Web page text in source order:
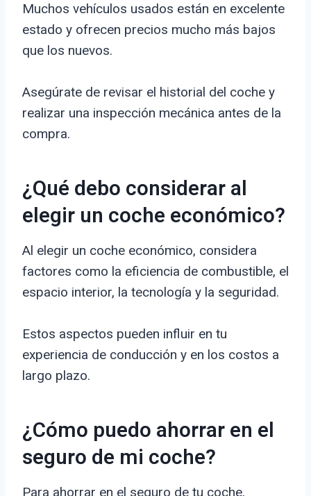
Muchos vehículos usados están en excelente
estado y ofrecen precios mucho más bajos
que los nuevos.
Asegúrate de revisar el historial del coche y
realizar una inspección mecánica antes de la
compra.
¿Qué debo considerar al
elegir un coche económico?
Al elegir un coche económico, considera
factores como la eficiencia de combustible, el
espacio interior, la tecnología y la seguridad.
Estos aspectos pueden influir en tu
experiencia de conducción y en los costos a
largo plazo.
¿Cómo puedo ahorrar en el
seguro de mi coche?
Para ahorrar en el seguro de tu coche,